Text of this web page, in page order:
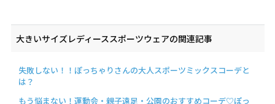
大きいサイズレディーススポーツウェアの関連記事
失敗しない！！ぽっちゃりさんの大人スポーツミックスコーデと
は？
もう悩まない！運動会・親子遠足・公園のおすすめコーデ♡ぽっ